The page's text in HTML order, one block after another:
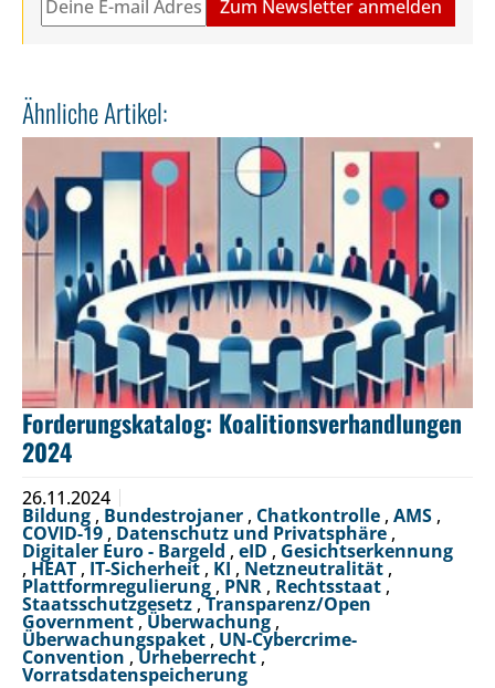
Ähnliche Artikel:
Forderungskatalog: Koalitionsverhandlungen
2024
26.11.2024
Bildung , Bundestrojaner , Chatkontrolle , AMS ,
COVID-19 , Datenschutz und Privatsphäre ,
Digitaler Euro - Bargeld , eID , Gesichtserkennung
, HEAT , IT-Sicherheit , KI , Netzneutralität ,
Plattformregulierung , PNR , Rechtsstaat ,
Staatsschutzgesetz ,Transparenz/Open
Government,Überwachung ,
Überwachungspaket , UN-Cybercrime-
Convention ,Urheberrecht ,
Vorratsdatenspeicherung